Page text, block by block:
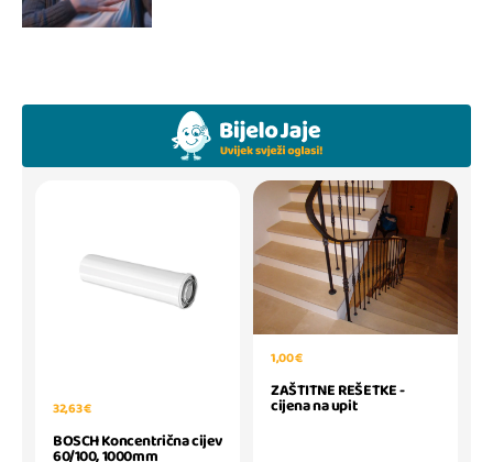
32,63 €
BOSCH Koncentrična cijev
60/100, 1000mm
1,00 €
ZAŠTITNE REŠETKE -
cijena na upit